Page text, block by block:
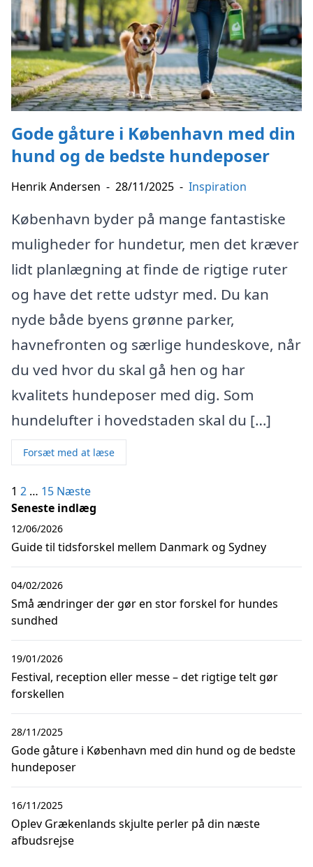
Gode gåture i København med din
hund og de bedste hundeposer
Henrik Andersen - 28/11/2025 - Inspiration
København byder på mange fantastiske
muligheder for hundetur, men det kræver
lidt planlægning at finde de rigtige ruter
og have det rette udstyr med. Du kan
nyde både byens grønne parker,
havnefronten og særlige hundeskove, når
du ved hvor du skal gå hen og har
kvalitets hundeposer med dig. Som
hundelufter i hovedstaden skal du […]
Forsæt med at læse
Indlægsinddeling
1 2 … 15 Næste
Seneste indlæg
Guide til tidsforskel mellem Danmark og Sydney
12/06/2026
Små ændringer der gør en stor forskel for hundes
sundhed
04/02/2026
Festival, reception eller messe – det rigtige telt gør
forskellen
19/01/2026
Gode gåture i København med din hund og de bedste
hundeposer
28/11/2025
Oplev Grækenlands skjulte perler på din næste
afbudsrejse
16/11/2025